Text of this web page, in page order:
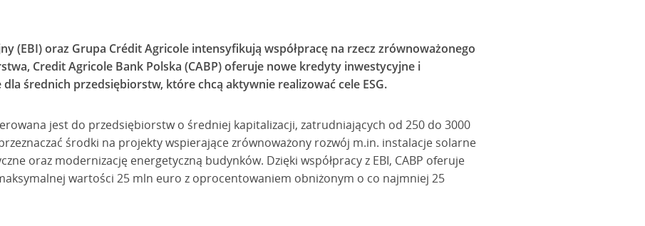
(EBI) oraz Grupa Crédit Agricole intensyfikują współpracę na rzecz zrównoważonego
Credit Agricole Bank Polska (CABP) oferuje nowe kredyty inwestycyjne i
średnich przedsiębiorstw, które chcą aktywnie realizować cele ESG.
jest do przedsiębiorstw o średniej kapitalizacji, zatrudniających od 250 do 3000
środki na projekty wspierające zrównoważony rozwój m.in. instalacje solarne
oraz modernizację energetyczną budynków. Dzięki współpracy z EBI, CABP oferuje
wartości 25 mln euro z oprocentowaniem obniżonym o co najmniej 25